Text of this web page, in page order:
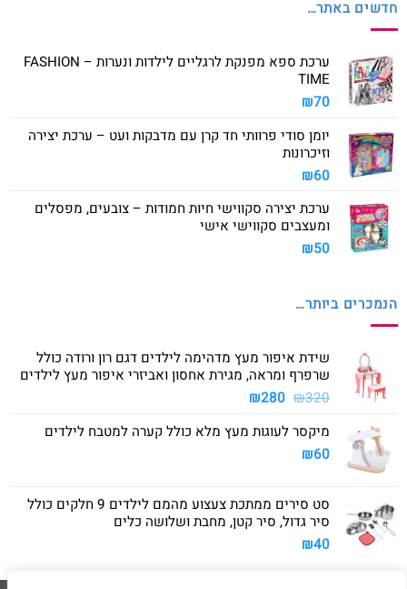
חדשים באתר…
ערכת ספא מפנקת לרגליים לילדות ונערות – FASHION
TIME
₪70
יומן סודי פרוותי חד קרן עם מדבקות ועט – ערכת יצירה
וזיכרונות
₪60
ערכת יצירה סקווישי חיות חמודות – צובעים, מפסלים
ומעצבים סקווישי אישי
₪50
הנמכרים ביותר…
שידת איפור מעץ מדהימה לילדים דגם רון ורודה כולל
שרפרף ומראה, מגירת אחסון ואביזרי איפור מעץ לילדים
₪320
המחיר
היה:
₪280 המחיר
הוא:
מיקסר לעוגות מעץ מלא כולל קערה למטבח לילדים
₪60
סט סירים ממתכת צעצוע מהמם לילדים 9 חלקים כולל
סיר גדול, סיר קטן, מחבת ושלושה כלים
₪40